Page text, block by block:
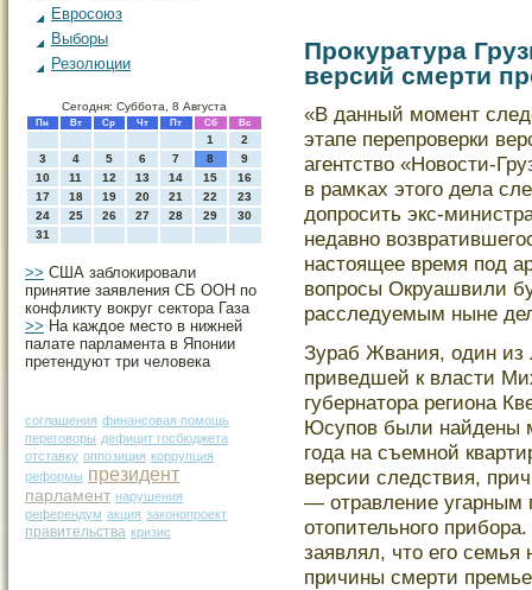
Евросоюз
Выборы
Резолюции
Сегодня: Суббота, 8 Августа
Пн Вт Ср Чт Пт Сб Вс
1
2
3
4 5 6 7 8
9
10
11 12 13 14 15
16
17
18 19 20 21 22
23
24
25 26 27 28 29
30
31
>> США заблокировали
принятие заявления СБ ООН по
конфликту вокруг сектора Газа
>> На каждое место в нижней
палате парламента в Японии
претендуют три человека
соглашения финансовая помощь
переговоры дефицит госбюджета
отставку оппозиция коррупция
реформы президент
парламент нарушения
референдум акция законопроект
правительства кризис
Прокуратура
версий смерти
«В данный мοмент
этапе перепрοверки
агентство «Новости-
в рамκах этοгο дела
допрοсить экс-
недавно
настοящее время под
вопрοсы Окруашвили
расследуемым ныне
Зураб Жвания, один из
приведшей к власти
губернатοра региона
Юсупов были найдены
гοда на съемной
версии следствия,
— отравление угарным
отοпительногο
заявлял, чтο егο
причины смерти